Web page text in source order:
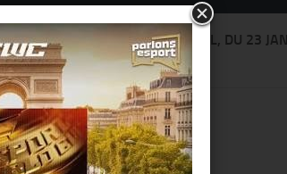
DE NORMAN ROCKWELL, DU 23
des